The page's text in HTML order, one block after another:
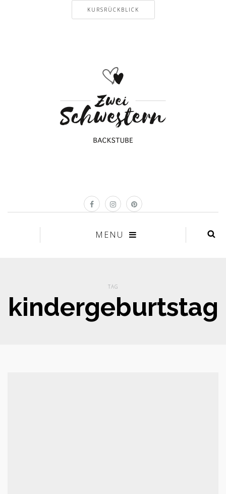
KURSRÜCKBLICK
MENU
TAG
kindergeburtstag